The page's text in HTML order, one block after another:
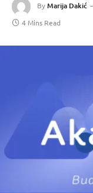
ByMarija Dakić
4 Mins Read